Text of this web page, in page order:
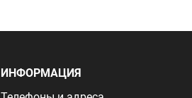
ИНФОРМАЦИЯ